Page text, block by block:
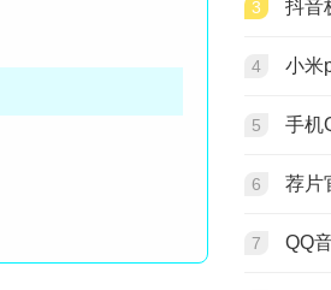
3
4
5
6
7